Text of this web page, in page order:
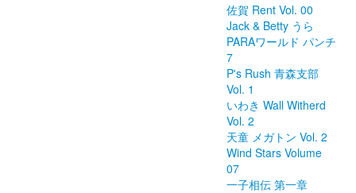
佐賀 Rent Vol. 00
Jack & Betty うら
PARAワールド パンチ
7
P's Rush 青森支部
Vol. 1
いわき Wall Witherd
Vol. 2
天童 メガトン Vol. 2
Wind Stars Volume
07
一子相伝 第一章